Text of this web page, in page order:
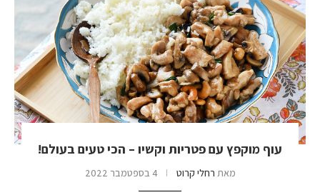
עוף מוקפץ עם פטריות וקשיו – הכי טעים בעולם!
מאת רחלי קרוט 4 בספטמבר 2022